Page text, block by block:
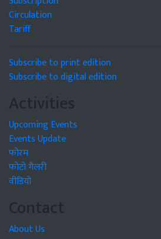
Circulation
Tariff
Subscribe to print edition
Subscribe to digital edition
Activities
Upcoming Events
Events Update
फोरम
फोटो गैलरी
वीडियो
Contact
About Us